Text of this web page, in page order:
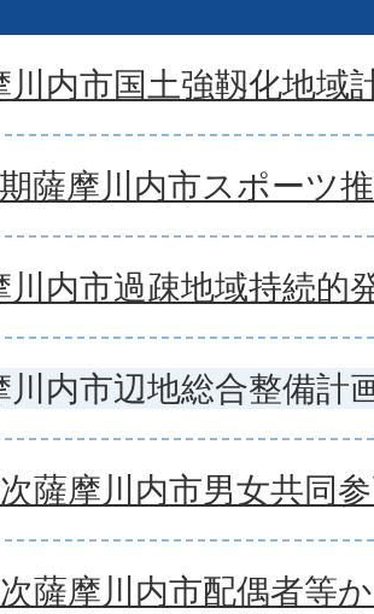
川内市国土強靱化地域
薩摩川内市スポーツ
川内市過疎地域持続的
川内市辺地総合整備計
薩摩川内市男女共同
薩摩川内市配偶者等